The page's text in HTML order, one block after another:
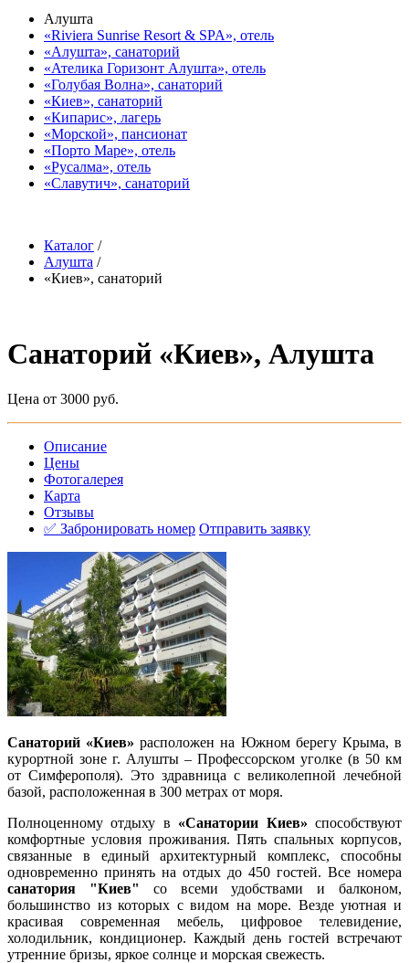
Алушта
«Riviera Sunrise Resort & SPA», отель
«Алушта», санаторий
«Ателика Горизонт Алушта», отель
«Голубая Волна», санаторий
«Киев», санаторий
«Кипарис», лагерь
«Морской», пансионат
«Порто Маре», отель
«Русалма», отель
«Славутич», санаторий
Каталог /
Алушта /
«Киев», санаторий
Санаторий «Киев», Алушта
Цена от 3000 руб.
Описание
Цены
Фотогалерея
Карта
Отзывы
✅ Забронировать номер Отправить заявку
Санаторий «Киев» расположен на Южном берегу Крыма, в
курортной зоне г. Алушты – Профессорском уголке (в 50 км
от Симферополя). Это здравница с великолепной лечебной
базой, расположенная в 300 метрах от моря.
Полноценному отдыху в «Санатории Киев» способствуют
комфортные условия проживания. Пять спальных корпусов,
связанные в единый архитектурный комплекс, способны
одновременно принять на отдых до 450 гостей. Все номера
санатория "Киев" со всеми удобствами и балконом,
большинство из которых с видом на море. Везде уютная и
красивая современная мебель, цифровое телевидение,
холодильник, кондиционер. Каждый день гостей встречают
утренние бризы, яркое солнце и морская свежесть.